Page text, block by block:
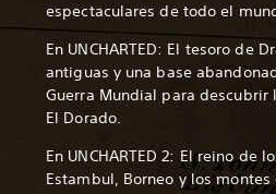
espectaculares de todo el
En UNCHARTED: El tesoro de
antiguas y una base
Guerra Mundial para
El Dorado.
En UNCHARTED 2: El reino de
Estambul, Borneo y los